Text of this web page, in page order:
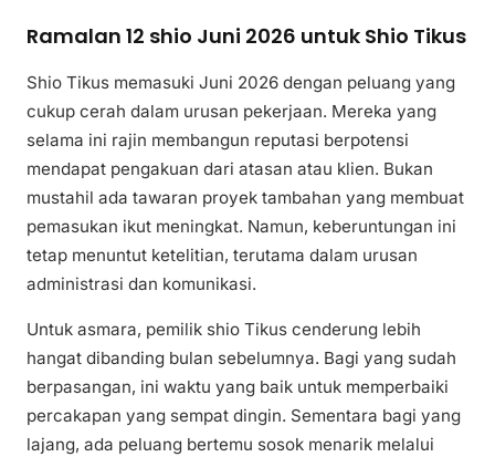
Ramalan 12 shio Juni 2026 untuk Shio Tikus
Shio Tikus memasuki Juni 2026 dengan peluang yang
cukup cerah dalam urusan pekerjaan. Mereka yang
selama ini rajin membangun reputasi berpotensi
mendapat pengakuan dari atasan atau klien. Bukan
mustahil ada tawaran proyek tambahan yang membuat
pemasukan ikut meningkat. Namun, keberuntungan ini
tetap menuntut ketelitian, terutama dalam urusan
administrasi dan komunikasi.
Untuk asmara, pemilik shio Tikus cenderung lebih
hangat dibanding bulan sebelumnya. Bagi yang sudah
berpasangan, ini waktu yang baik untuk memperbaiki
percakapan yang sempat dingin. Sementara bagi yang
lajang, ada peluang bertemu sosok menarik melalui